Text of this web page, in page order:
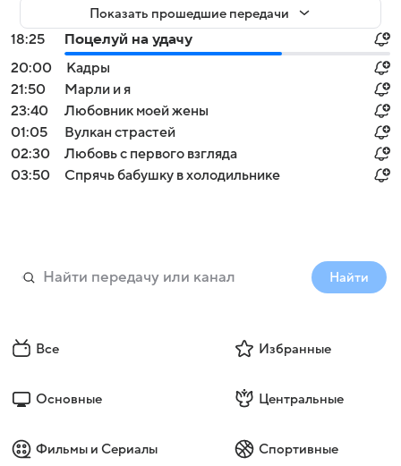
Показать прошедшие передачи
18:25
Поцелуй на удачу
20:00
Кадры
21:50
Марли и я
23:40
Любовник моей жены
01:05
Вулкан страстей
02:30
Любовь с первого взгляда
03:50
Спрячь бабушку в холодильнике
Найти
Все Избранные
Основные Центральные
Фильмы и Сериалы Спортивные